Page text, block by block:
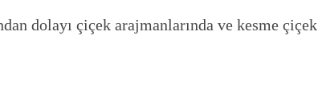
dolayı çiçek arajmanlarında ve kesme çiçek